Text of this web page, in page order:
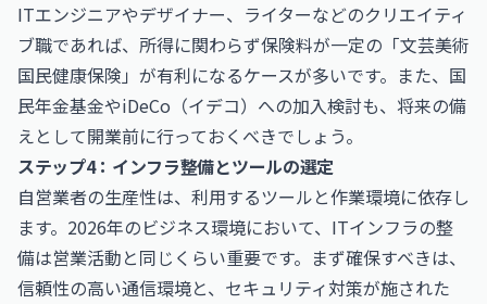
ITエンジニアやデザイナー、ライターなどのクリエイティ
ブ職であれば、所得に関わらず保険料が一定の「文芸美術
国民健康保険」が有利になるケースが多いです。また、国
民年金基金やiDeCo（イデコ）への加入検討も、将来の備
えとして開業前に行っておくべきでしょう。
ステップ4：インフラ整備とツールの選定
自営業者の生産性は、利用するツールと作業環境に依存し
ます。2026年のビジネス環境において、ITインフラの整
備は営業活動と同じくらい重要です。まず確保すべきは、
信頼性の高い通信環境と、セキュリティ対策が施された